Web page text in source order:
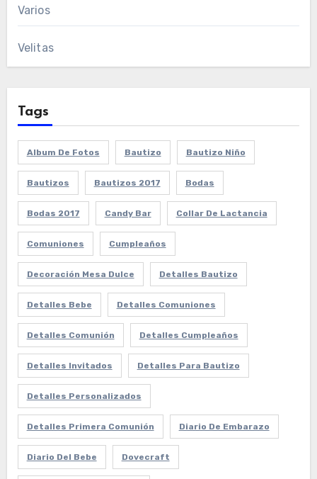
Varios
Velitas
Tags
Album De Fotos Bautizo Bautizo Niño
Bautizos Bautizos 2017 Bodas
Bodas 2017 Candy Bar Collar De Lactancia
Comuniones Cumpleaños
Decoración Mesa Dulce Detalles Bautizo
Detalles Bebe Detalles Comuniones
Detalles Comunión Detalles Cumpleaños
Detalles Invitados Detalles Para Bautizo
Detalles Personalizados
Detalles Primera Comunión Diario De Embarazo
Diario Del Bebe Dovecraft